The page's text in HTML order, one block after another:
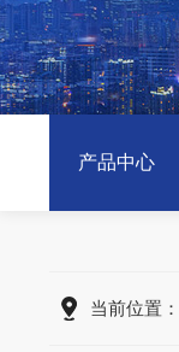
产品中心
当前位置：